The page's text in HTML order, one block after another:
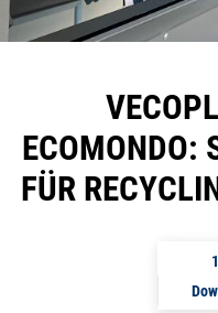
ECOMONDO:
FÜR